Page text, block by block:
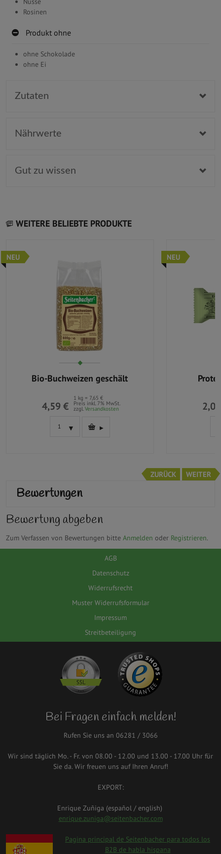
Rosinen
Produkt ohne
ohne Schokolade
ohne Ei
Zutaten
Nährwerte
Gut zu wissen
WEITERE BELIEBTE PRODUKTE
NEU
Bio-Buchweizen geschält
4,59 €
1 kg = 7,65 €
Preis inkl. 7% MwSt.
zzgl.Versandkosten
NEU
ZURÜCK WEITER
Bewertungen
Bewertung abgeben
Zum Verfassen von Bewertungen bitte Anmelden oder Registrieren.
AGB
Datenschutz
Widerrufsrecht
Muster Widerrufsformular
Impressum
Streitbeteiligung
Bei Fragen einfach melden!
Rufen Sie uns an 06281 / 3066
Wir sind täglich Mo. - Fr. von 08.00 - 12.00 und 13.00 - 17.00 Uhr für
Sie da. Wir freuen uns auf Ihren Anruf!
EXPORT:
Enrique Zuñiga (español / english)
enrique.zuniga@seitenbacher.com
spanien.png
Pagina principal de Seitenbacher para todos los
B2B de habla hispana